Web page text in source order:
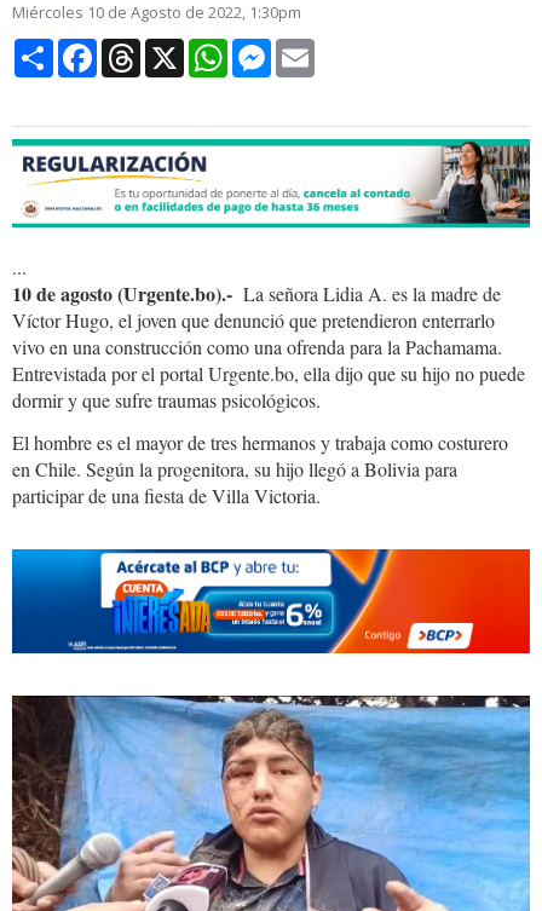
Miércoles 10 de Agosto de 2022, 1:30pm
CompartirFacebookThreads
X WhatsAppMessenger
...
10 de agosto (Urgente.bo).- La señora Lidia A. es la madre de
Víctor Hugo, el joven que denunció que pretendieron enterrarlo
vivo en una construcción como una ofrenda para la Pachamama.
Entrevistada por el portal Urgente.bo, ella dijo que su hijo no puede
dormir y que sufre traumas psicológicos.
El hombre es el mayor de tres hermanos y trabaja como costurero
en Chile. Según la progenitora, su hijo llegó a Bolivia para
participar de una fiesta de Villa Victoria.
sullu
1.jpg